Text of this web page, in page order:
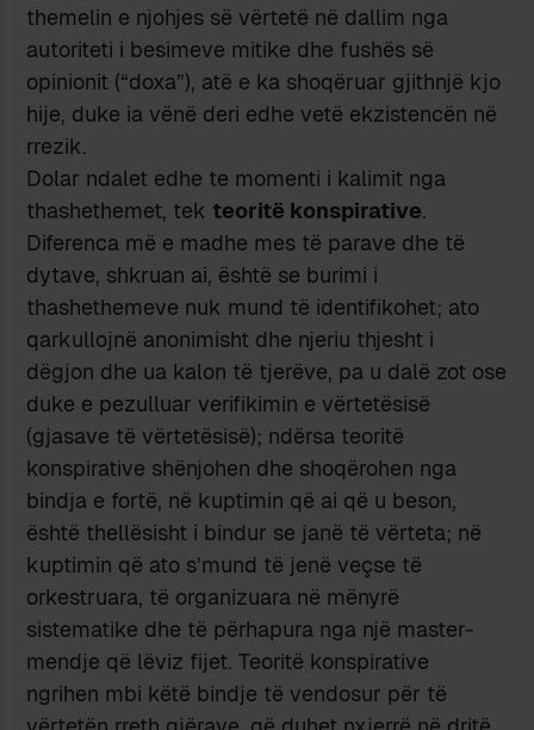
themelin e njohjes së vërtetë në dallim nga
autoriteti i besimeve mitike dhe fushës së
opinionit (“doxa”), atë e ka shoqëruar gjithnjë kjo
hije, duke ia vënë deri edhe vetë ekzistencën në
rrezik.
Dolar ndalet edhe te momenti i kalimit nga
thashethemet, tek teoritë konspirative.
Diferenca më e madhe mes të parave dhe të
dytave, shkruan ai, është se burimi i
thashethemeve nuk mund të identifikohet; ato
qarkullojnë anonimisht dhe njeriu thjesht i
dëgjon dhe ua kalon të tjerëve, pa u dalë zot ose
duke e pezulluar verifikimin e vërtetësisë
(gjasave të vërtetësisë); ndërsa teoritë
konspirative shënjohen dhe shoqërohen nga
bindja e fortë, në kuptimin që ai që u beson,
është thellësisht i bindur se janë të vërteta; në
kuptimin që ato s’mund të jenë veçse të
orkestruara, të organizuara në mënyrë
sistematike dhe të përhapura nga një master-
mendje që lëviz fijet. Teoritë konspirative
ngrihen mbi këtë bindje të vendosur për të